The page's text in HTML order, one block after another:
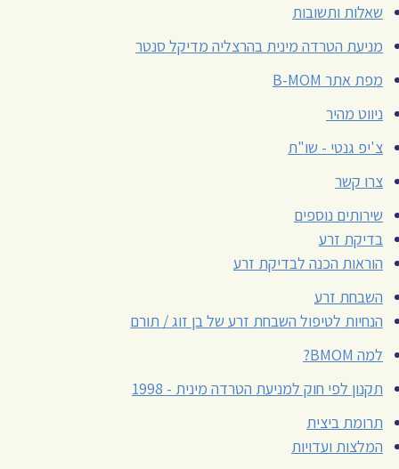
שאלות ותשובות
מניעת הטרדה מינית בהרצליה מדיקל סנטר
מפת אתר B-MOM
ניווט מהיר
צ'יפ גנטי - שו"ת
צרו קשר
שירותים נוספים
בדיקת זרע
הוראות הכנה לבדיקת זרע
השבחת זרע
הנחיות לטיפול השבחת זרע של בן זוג / תורם
למה BMOM?
תקנון לפי חוק למניעת הטרדה מינית - 1998
תרומת ביצית
המלצות ועדויות